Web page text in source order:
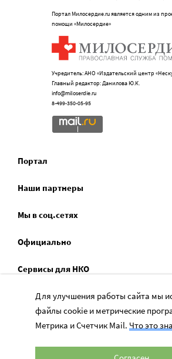
Портал Милосердие.ru является одним из
помощи «Милосердие»
Учредитель: АНО «Издательский центр
Главный редактор: Данилова Ю.К.
info@miloserdie.ru
8-499-350-05-95
Портал
Наши партнеры
Мы в соц.сетях
Официально
Сервисы для НКО
Спецпроекты
Социальное служение
Для улучшения работы сайта мы
файлы cookie и метрические
Метрика и Счетчик Mail. Что это